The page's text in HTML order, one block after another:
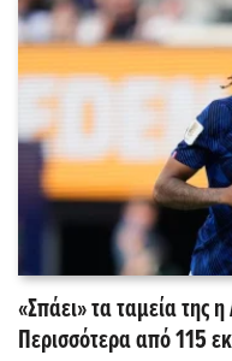
«Σπάει» τα ταμεία της
Περισσότερα από 115